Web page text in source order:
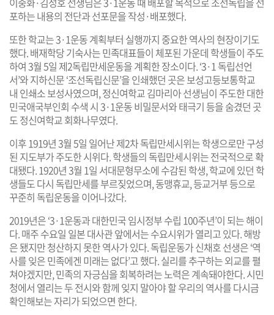
포하는 내용의 전단과 선포문을 작성·배포했다.
또한 학교는 3·1운동 계획부터 실행까지 중요한 역사의 현장이기도
했다. 배재학당 기숙사는 민족대표들이 체포된 가운데 학생들이 주도
하여 3월 5일 제2독립만세운동을 계획한 장소이다. ‘3·1 독립선언
서’와 지하신문 ‘조선독립신문’을 인쇄했던 곳은 보성고등보통학교
내 인쇄소 보성사였으며, 정신여학교 김마리아 선생님이 주도한 대한
민국애국부인회 수색 시 3·1운동 비밀문서와 태극기 등을 숨겼던 곳
도 정신여학교 회화나무였다.
이후 1919년 3월 5일 일어난 제2차 독립만세시위는 학생으로만 구성
된 지도부가 주도한 시위다. 학생들의 독립만세시위는 전국적으로 확
대됐다. 1920년 3월 1일 서대문형무소에 수감된 학생, 학교에 있던 학
생들도 다시 독립만세를 부르짖었으며, 동맹휴교, 등교거부 등으로
꾸준히 독립운동을 이어나갔다.
2019년은 ‘3·1운동과 대한민국 임시정부 수립 100주년’이 되는 해이
다. 매주 수요일 일본 대사관 앞에서는 수요시위가 열리고 있다. 해방
은 됐지만 청산하지 못한 역사가 있다. 독립운동가 신채호 선생은 ‘역
사를 잊은 민족에겐 미래는 없다’고 했다. 실리를 추구하는 외교를 펼
쳐야겠지만, 민족의 자긍심을 회복하려는 노력은 계속돼야한다. 시민
청에서 열리는 두 전시와 함께 잊지 말아야 할 우리의 역사를 다시금
확인해보는 자리가 되었으면 한다.